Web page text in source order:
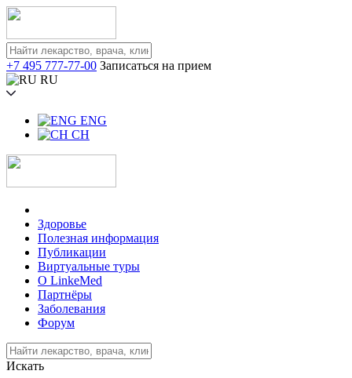
+7 495 777-77-00 Записаться на прием
RU
ENG
CH
Здоровье
Полезная информация
Публикации
Виртуальные туры
О LinkeMed
Партнёры
Заболевания
Форум
Искать